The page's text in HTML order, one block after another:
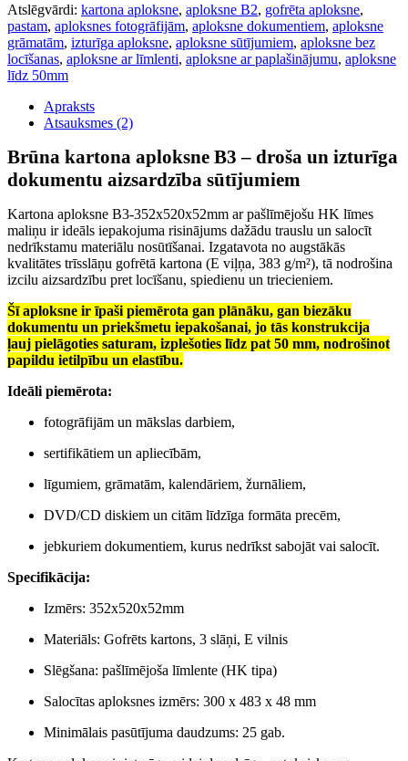
Atslēgvārdi: kartona aploksne, aploksne B2, gofrēta aploksne,
pastam, aploksnes fotogrāfijām, aploksne dokumentiem, aploksne
grāmatām, izturīga aploksne, aploksne sūtījumiem, aploksne bez
locīšanas, aploksne ar līmlenti, aploksne ar paplašinājumu, aploksne
līdz 50mm
Apraksts
Atsauksmes (2)
Brūna kartona aploksne B3 – droša un izturīga
dokumentu aizsardzība sūtījumiem
Kartona aploksne B3-352x520x52mm ar pašlīmējošu HK līmes
maliņu ir ideāls iepakojuma risinājums dažādu trauslu un salocīt
nedrīkstamu materiālu nosūtīšanai. Izgatavota no augstākās
kvalitātes trīsslāņu gofrētā kartona (E viļņa, 383 g/m²), tā nodrošina
izcilu aizsardzību pret locīšanu, spiedienu un triecieniem.
Šī aploksne ir īpaši piemērota gan plānāku, gan biezāku
dokumentu un priekšmetu iepakošanai, jo tās konstrukcija
ļauj pielāgoties saturam, izplešoties līdz pat 50 mm, nodrošinot
papildu ietilpību un elastību.
Ideāli piemērota:
fotogrāfijām un mākslas darbiem,
sertifikātiem un apliecībām,
līgumiem, grāmatām, kalendāriem, žurnāliem,
DVD/CD diskiem un citām līdzīga formāta precēm,
jebkuriem dokumentiem, kurus nedrīkst sabojāt vai salocīt.
Specifikācija:
Izmērs: 352x520x52mm
Materiāls: Gofrēts kartons, 3 slāņi, E vilnis
Slēgšana: pašlīmējoša līmlente (HK tipa)
Salocītas aploksnes izmērs: 300 x 483 x 48 mm
Minimālais pasūtījuma daudzums: 25 gab.